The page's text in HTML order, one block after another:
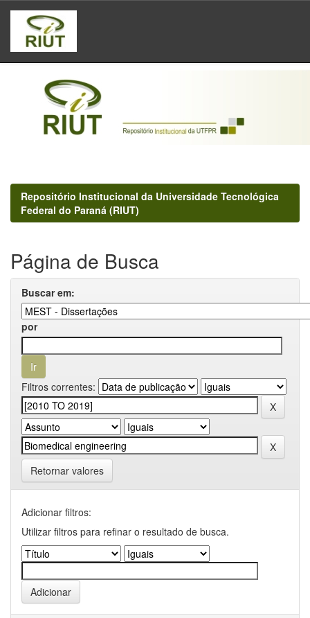
Skip
navigation
Repositório Institucional da Universidade Tecnológica
Federal do Paraná (RIUT)
Página de Busca
Buscar em:
por
Filtros correntes:
Retornar valores
Adicionar filtros:
Utilizar filtros para refinar o resultado de busca.